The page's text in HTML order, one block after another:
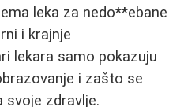
leka za nedo**ebane
i krajnje
lekara samo pokazuju
i zašto se
zdravlje.